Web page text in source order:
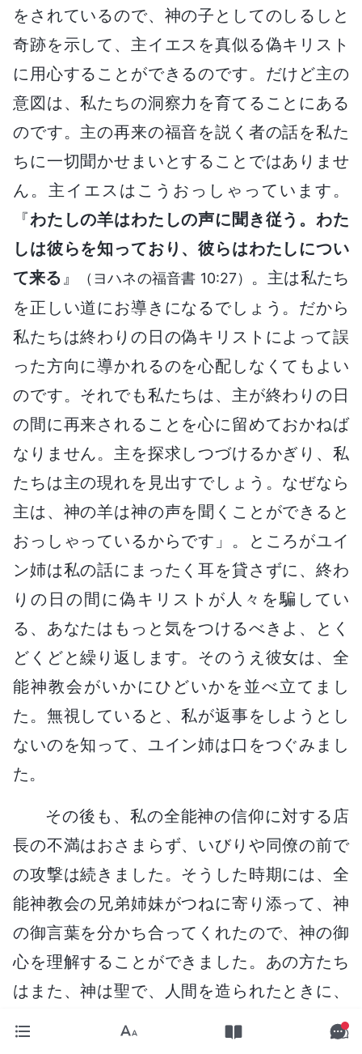
をされているので、神の子としてのしるしと
奇跡を示して、主イエスを真似る偽キリスト
に用心することができるのです。だけど主の
意図は、私たちの洞察力を育てることにある
のです。主の再来の福音を説く者の話を私た
ちに一切聞かせまいとすることではありませ
ん。主イエスはこうおっしゃっています。
『わたしの羊はわたしの声に聞き従う。わた
しは彼らを知っており、彼らはわたしについ
て来る 』 （ヨハネの福音書 10:27） 。主は私たち
を正しい道にお導きになるでしょう。だから
私たちは終わりの日の偽キリストによって誤
った方向に導かれるのを心配しなくてもよい
のです。それでも私たちは、主が終わりの日
の間に再来されることを心に留めておかねば
なりません。主を探求しつづけるかぎり、私
たちは主の現れを見出すでしょう。なぜなら
主は、神の羊は神の声を聞くことができると
おっしゃっているからです」。ところがユイ
ン姉は私の話にまったく耳を貸さずに、終わ
りの日の間に偽キリストが人々を騙してい
る、あなたはもっと気をつけるべきよ、とく
どくどと繰り返します。そのうえ彼女は、全
能神教会がいかにひどいかを並べ立てまし
た。無視していると、私が返事をしようとし
ないのを知って、ユイン姉は口をつぐみまし
た。
その後も、私の全能神の信仰に対する店
長の不満はおさまらず、いびりや同僚の前で
の攻撃は続きました。そうした時期には、全
能神教会の兄弟姉妹がつねに寄り添って、神
の御言葉を分かち合ってくれたので、神の御
心を理解することができました。あの方たち
はまた、神は聖で、人間を造られたときに、
自由意志と選択の自由をお与えになったと教